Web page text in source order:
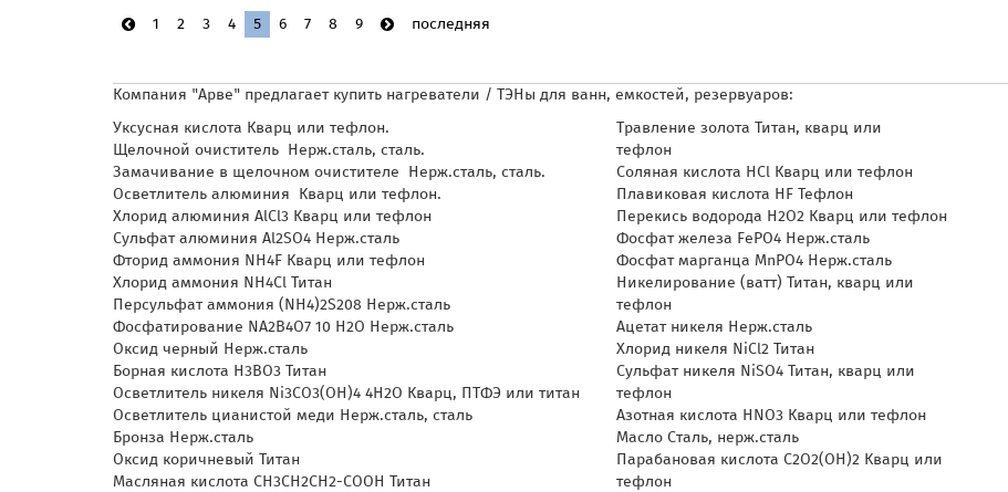
1 2 3 4 5 6 7 8 9 последняя
Компания "Арве" предлагает купить нагреватели / ТЭНы для ванн, емкостей, резервуаров:
Уксусная кислота Кварц или тефлон.
Щелочной очиститель Нерж.сталь, сталь.
Замачивание в щелочном очистителе Нерж.сталь, сталь.
Осветлитель алюминия Кварц или тефлон.
Хлорид алюминия AlCl3 Кварц или тефлон
Сульфат алюминия Al2SO4 Нерж.сталь
Фторид аммония NH4F Кварц или тефлон
Хлорид аммония NH4Cl Титан
Персульфат аммония (NH4)2S208 Нерж.сталь
Фосфатирование NA2B4O7 10 H2O Нерж.сталь
Оксид черный Нерж.сталь
Борная кислота H3BO3 Титан
Осветлитель никеля Ni3CO3(OH)4 4H2O Кварц, ПТФЭ или титан
Осветлитель цианистой меди Нерж.сталь, сталь
Бронза Нерж.сталь
Оксид коричневый Титан
Масляная кислота CH3CH2CH2-COOH Титан
Травление золота Титан, кварц или
тефлон
Соляная кислота HCl Кварц или тефлон
Плавиковая кислота HF Тефлон
Перекись водорода H2O2 Кварц или тефлон
Фосфат железа FePO4 Нерж.сталь
Фосфат марганца MnPO4 Нерж.сталь
Никелирование (ватт) Титан, кварц или
тефлон
Ацетат никеля Нерж.сталь
Хлорид никеля NiCl2 Титан
Сульфат никеля NiSO4 Титан, кварц или
тефлон
Азотная кислота HNO3 Кварц или тефлон
Масло Сталь, нерж.сталь
Парабановая кислота C2O2(OH)2 Кварц или
тефлон